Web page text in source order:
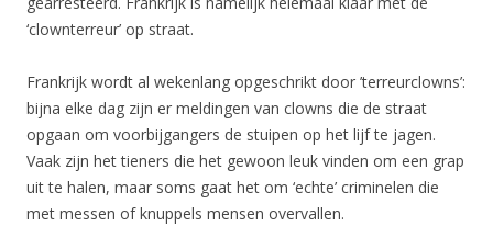
‘clownterreur’ op straat.
Frankrijk wordt al wekenlang opgeschrikt door ’terreurclowns’:
bijna elke dag zijn er meldingen van clowns die de straat
opgaan om voorbijgangers de stuipen op het lijf te jagen.
Vaak zijn het tieners die het gewoon leuk vinden om een grap
uit te halen, maar soms gaat het om ‘echte’ criminelen die
met messen of knuppels mensen overvallen.